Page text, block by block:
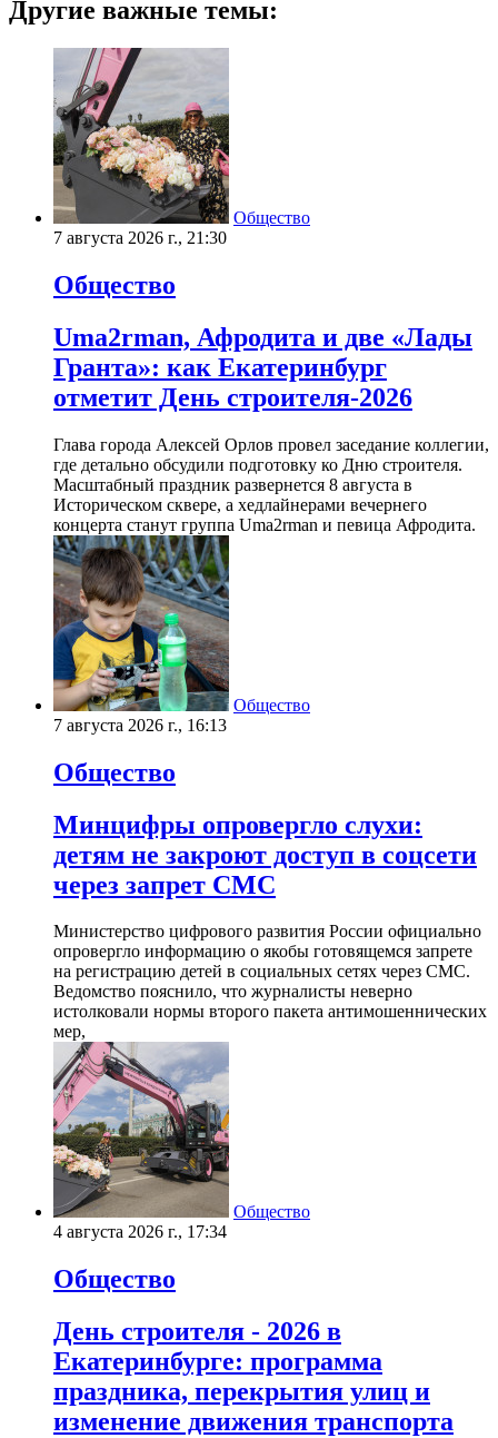
Другие важные темы:
Общество
7 августа 2026 г., 21:30
Общество
Uma2rman, Афродита и две «Лады
Гранта»: как Екатеринбург
отметит День строителя-2026
Глава города Алексей Орлов провел заседание коллегии,
где детально обсудили подготовку ко Дню строителя.
Масштабный праздник развернется 8 августа в
Историческом сквере, а хедлайнерами вечернего
концерта станут группа Uma2rman и певица Афродита.
Общество
7 августа 2026 г., 16:13
Общество
Минцифры опровергло слухи:
детям не закроют доступ в соцсети
через запрет СМС
Министерство цифрового развития России официально
опровергло информацию о якобы готовящемся запрете
на регистрацию детей в социальных сетях через СМС.
Ведомство пояснило, что журналисты неверно
истолковали нормы второго пакета антимошеннических
мер,
Общество
4 августа 2026 г., 17:34
Общество
День строителя - 2026 в
Екатеринбурге: программа
праздника, перекрытия улиц и
изменение движения транспорта